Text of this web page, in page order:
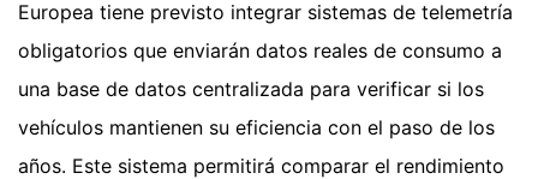
Europea tiene previsto integrar sistemas de telemetría
obligatorios que enviarán datos reales de consumo a
una base de datos centralizada para verificar si los
vehículos mantienen su eficiencia con el paso de los
años. Este sistema permitirá comparar el rendimiento